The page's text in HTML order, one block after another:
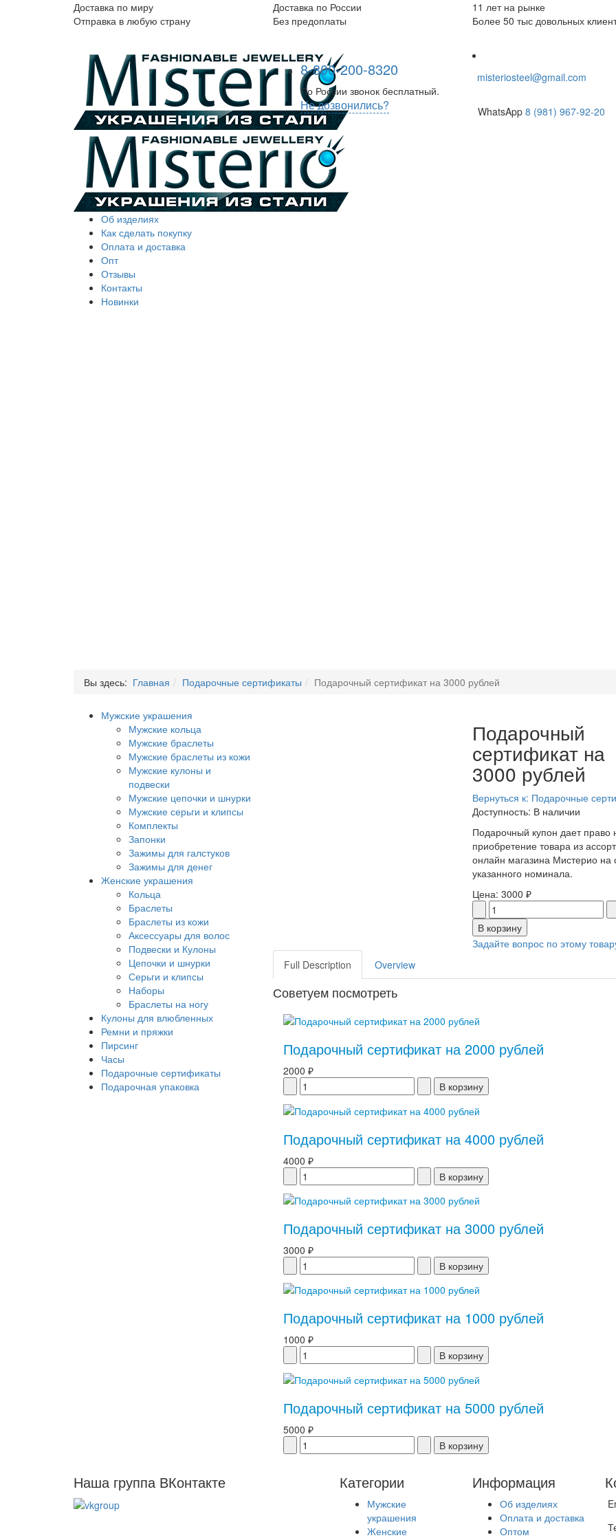
Доставка по миру
Отправка в любую страну
Доставка по России
Без предоплаты
11 лет на рынке
Более 50 тыс довольных
8-800-200-8320
По России звонок бесплатный.
Не дозвонились?
misteriosteel@gmail.com
WhatsApp 8 (981) 967-92-20
Об изделиях
Как сделать покупку
Оплата и доставка
Опт
Отзывы
Контакты
Новинки
Вы здесь: Главная Подарочные сертификаты Подарочный сертификат на 3000 рублей
Мужские украшения
Мужские кольца
Мужские браслеты
Мужские браслеты из кожи
Мужские кулоны и
подвески
Мужские цепочки и шнурки
Мужские серьги и клипсы
Комплекты
Запонки
Зажимы для галстуков
Зажимы для денег
Женские украшения
Кольца
Браслеты
Браслеты из кожи
Аксессуары для волос
Подвески и Кулоны
Цепочки и шнурки
Серьги и клипсы
Наборы
Браслеты на ногу
Кулоны для влюбленных
Ремни и пряжки
Пирсинг
Часы
Подарочные сертификаты
Подарочная упаковка
Подарочный
сертификат на
3000 рублей
Вернуться к: Подарочные
Доступность: В наличии
Подарочный купон дает право
приобретение товара из
онлайн магазина Мистерио на
указанного номинала.
Цена: 3000 ₽
Задайте вопрос по этому
Full Description
Overview
Советуем посмотреть
Подарочный сертификат на 2000 рублей
2000 ₽
Подарочный сертификат на 4000 рублей
4000 ₽
Подарочный сертификат на 3000 рублей
3000 ₽
Подарочный сертификат на 1000 рублей
1000 ₽
Подарочный сертификат на 5000 рублей
5000 ₽
Наша группа ВКонтакте Категории
Мужские
украшения
Женские
Информация
Об изделиях
Оплата и доставка
Оптом